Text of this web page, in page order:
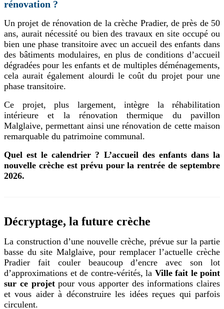
rénovation ?
Un projet de rénovation de la crèche Pradier, de près de 50
ans, aurait nécessité ou bien des travaux en site occupé ou
bien une phase transitoire avec un accueil des enfants dans
des bâtiments modulaires, en plus de conditions d’accueil
dégradées pour les enfants et de multiples déménagements,
cela aurait également alourdi le coût du projet pour une
phase transitoire.
Ce projet, plus largement, intègre la réhabilitation
intérieure et la rénovation thermique du pavillon
Malglaive, permettant ainsi une rénovation de cette maison
remarquable du patrimoine communal.
Quel est le calendrier ? L’accueil des enfants dans la
nouvelle crèche est prévu pour la rentrée de septembre
2026.
Décryptage, la future crèche
La construction d’une nouvelle crèche, prévue sur la partie
basse du site Malglaive, pour remplacer l’actuelle crèche
Pradier fait couler beaucoup d’encre avec son lot
d’approximations et de contre-vérités, la Ville fait le point
sur ce projetpour vous apporter des informations claires
et vous aider à déconstruire les idées reçues qui parfois
circulent.